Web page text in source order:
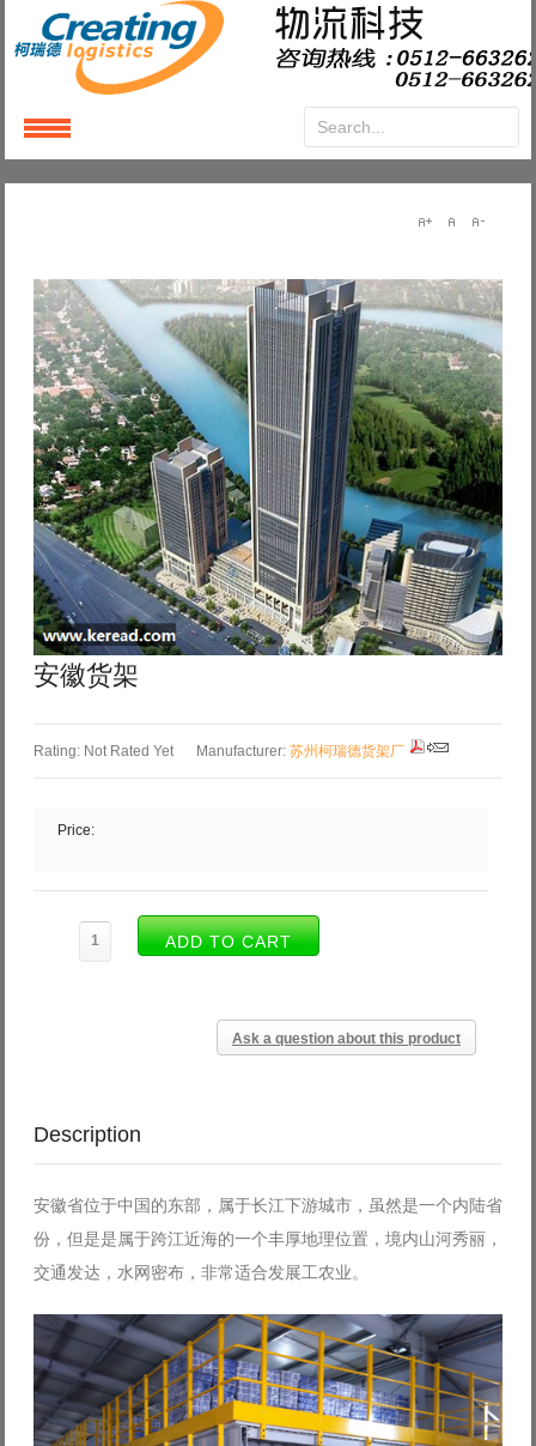
安徽货架
Rating: Not Rated Yet Manufacturer: 苏州柯瑞德货架厂
Price:
Ask a question about this product
Description
安徽省位于中国的东部，属于长江下游城市，虽然是一个内陆省
份，但是是属于跨江近海的一个丰厚地理位置，境内山河秀丽，
交通发达，水网密布，非常适合发展工农业。
LoginorRegister
Password
Remember Me
Log in with Facebook
Forgot your password?
Forgot your username?